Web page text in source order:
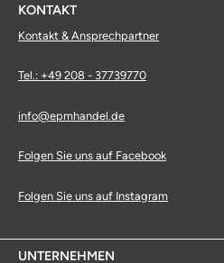
KONTAKT
Kontakt & Ansprechpartner
Tel.: +49 208 - 37739770
info@epmhandel.de
Folgen Sie uns auf Facebook
Folgen Sie uns auf Instagram
UNTERNEHMEN